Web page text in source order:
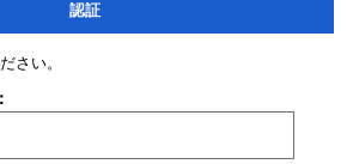
認証
さい。